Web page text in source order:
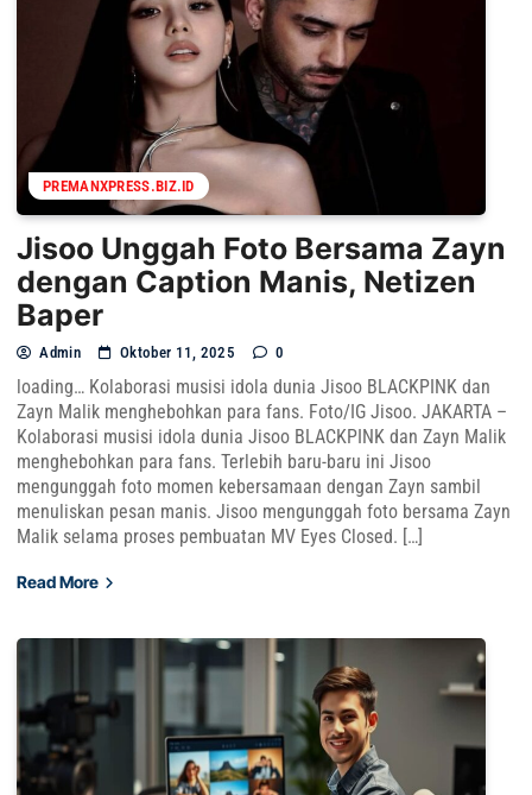
PREMANXPRESS.BIZ.ID
Jisoo Unggah Foto Bersama Zayn
dengan Caption Manis, Netizen
Baper
Admin Oktober 11, 2025 0
loading… Kolaborasi musisi idola dunia Jisoo BLACKPINK dan
Zayn Malik menghebohkan para fans. Foto/IG Jisoo. JAKARTA –
Kolaborasi musisi idola dunia Jisoo BLACKPINK dan Zayn Malik
menghebohkan para fans. Terlebih baru-baru ini Jisoo
mengunggah foto momen kebersamaan dengan Zayn sambil
menuliskan pesan manis. Jisoo mengunggah foto bersama Zayn
Malik selama proses pembuatan MV Eyes Closed. […]
Read More